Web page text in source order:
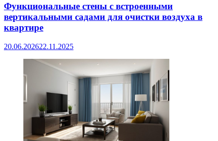
Функциональные стены с встроенными
вертикальными садами для очистки воздуха в
квартире
20.06.202622.11.2025